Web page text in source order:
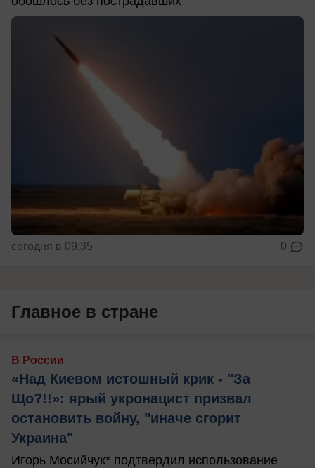
сегодня в 09:35 0
Главное в стране
В России
«Над Киевом истошный крик - "За
Що?!!»: ярый укронацист призвал
остановить войну, "иначе сгорит
Украина"
Игорь Мосийчук* подтвердил использование